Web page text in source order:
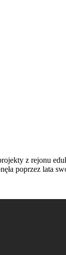
z rejonu
poprzez